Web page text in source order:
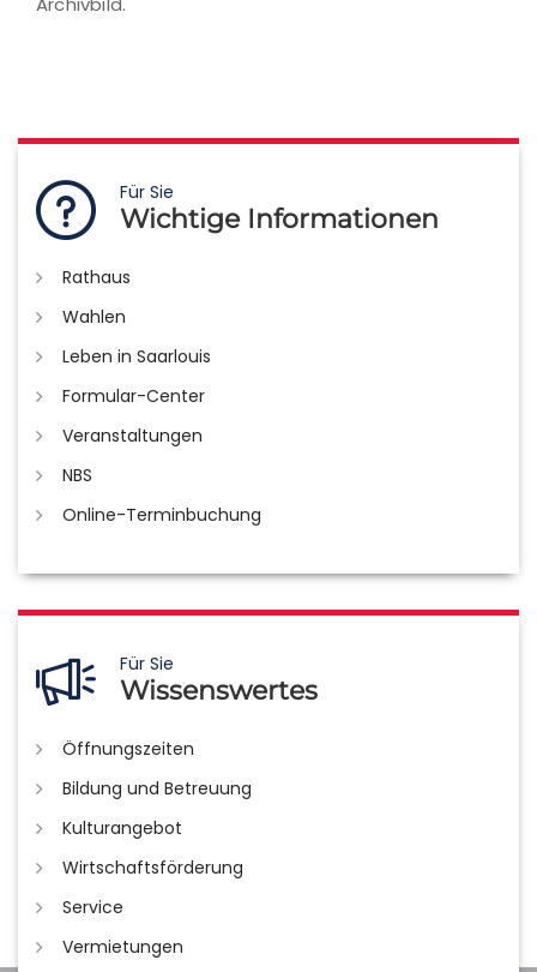
Für Sie
Wichtige Informationen
Rathaus
Wahlen
Leben in Saarlouis
Formular-Center
Veranstaltungen
NBS
Online-Terminbuchung
Für Sie
Wissenswertes
Öffnungszeiten
Bildung und Betreuung
Kulturangebot
Wirtschaftsförderung
Service
Vermietungen